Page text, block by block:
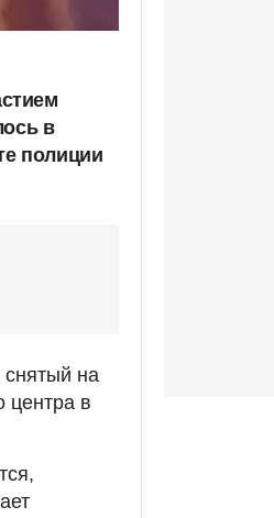
в
полиции
на
центра в